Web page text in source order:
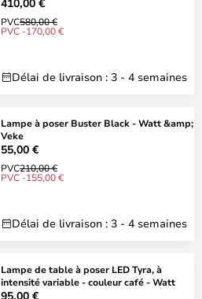
PVC580,00 €
PVC -170,00 €
Délai de livraison : 3 - 4 semaines
Lampe à poser Buster Black - Watt &amp;
Veke
55,00 €
PVC210,00 €
PVC -155,00 €
Délai de livraison : 3 - 4 semaines
Lampe de table à poser LED Tyra, à
intensité variable - couleur café - Watt
95,00 €